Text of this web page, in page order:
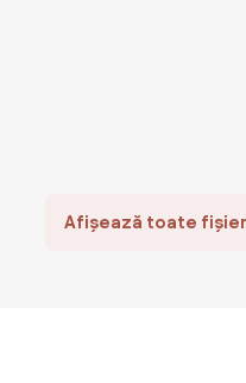
Afișează toate